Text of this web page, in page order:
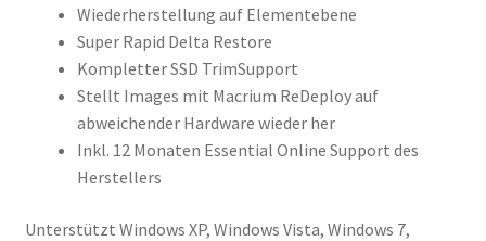
Wiederherstellung auf Elementebene
Super Rapid Delta Restore
Kompletter SSD TrimSupport
Stellt Images mit Macrium ReDeploy auf
abweichender Hardware wieder her
Inkl. 12 Monaten Essential Online Support des
Herstellers
Unterstützt Windows XP, Windows Vista, Windows 7,